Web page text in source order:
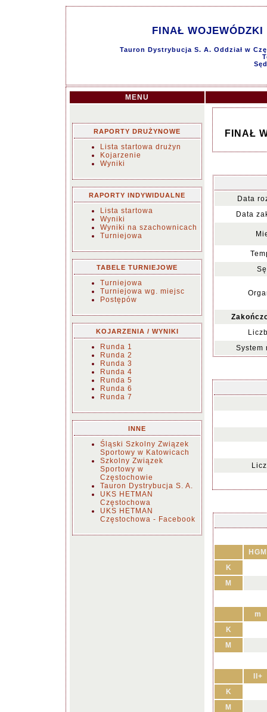
FINAŁ
Tauron Dystrybucja S. A. Oddział w
MENU
RAPORTY DRUŻYNOWE
Lista startowa drużyn
Kojarzenie
Wyniki
RAPORTY INDYWIDUALNE
Lista startowa
Wyniki
Wyniki na szachownicach
Turniejowa
TABELE TURNIEJOWE
Turniejowa
Turniejowa wg. miejsc
Postępów
KOJARZENIA / WYNIKI
Runda 1
Runda 2
Runda 3
Runda 4
Runda 5
Runda 6
Runda 7
INNE
Śląski Szkolny Związek
Sportowy w Katowicach
Szkolny Związek
Sportowy w
Częstochowie
Tauron Dystrybucja S. A.
UKS HETMAN
Częstochowa
UKS HETMAN
Częstochowa - Facebook
FINAŁ
Data
Data
System
HGM
K
M
m
K
M
II+
K
M